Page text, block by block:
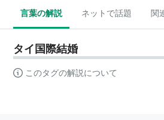
言葉の解説 ネットで話題 関
タイ国際結婚
このタグの解説について